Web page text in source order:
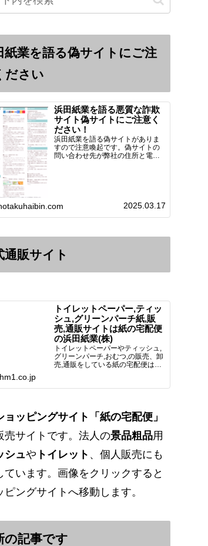
紙業を語る偽サイトにご注
ださい
浜田紙業を語る悪質な詐欺
サイト偽サイトにご注意く
ださい！
浜田紙業を語る偽サイトがありま
すので注意喚起です。偽サイトの
問い合わせ先が弊社の住所と電話
い…
2025.03.17
通販サイト
トイレットペーパー,ティッ
シュ,グリーンパーチ紙,販
売,通販サイトは紙の宅配便
の浜田紙業(株)
トイレットペーパーやティッシュ,
グリーンパーチ,おむつ,の販売、卸
売,通販をしている紙の宅配便は創
ト決済各種対応しています。歴史
ョッピングサイト「紙の宅配便」
売サイトです。法人の景品粗品用
シュや トイレット 、個人販売にも
ています。画像をクリックすると
ピングサイトへ移動します。
の記事です